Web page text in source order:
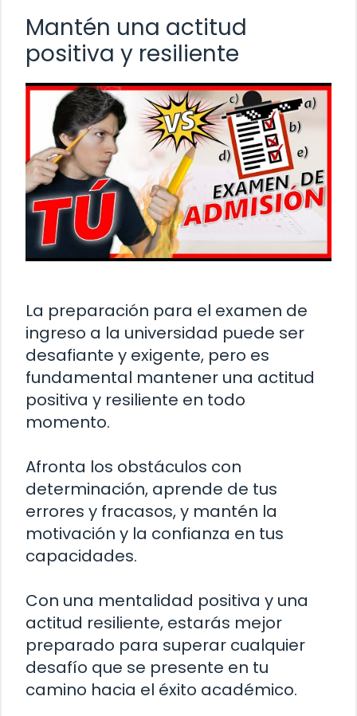
Mantén una actitud
positiva y resiliente
La preparación para el examen de
ingreso a la universidad puede ser
desafiante y exigente, pero es
fundamental mantener una actitud
positiva y resiliente en todo
momento.
Afronta los obstáculos con
determinación, aprende de tus
errores y fracasos, y mantén la
motivación y la confianza en tus
capacidades.
Con una mentalidad positiva y una
actitud resiliente, estarás mejor
preparado para superar cualquier
desafío que se presente en tu
camino hacia el éxito académico.